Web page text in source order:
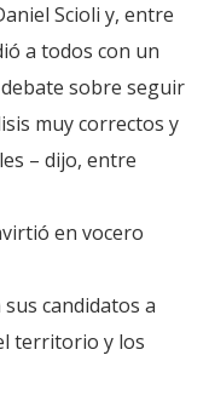
Scioli y, entre
a todos con un
sobre seguir
muy correctos y
– dijo, entre
en vocero
candidatos a
territorio y los